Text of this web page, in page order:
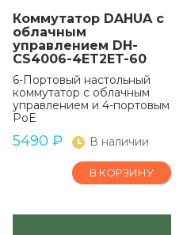
Коммутатор DAHUA с
облачным
управлением DH-
CS4006-4ET2ET-60
6-Портовый настольный
коммутатор с облачным
управлением и 4-портовым
PoE
5490 ₽ В наличии
В КОРЗИНУ